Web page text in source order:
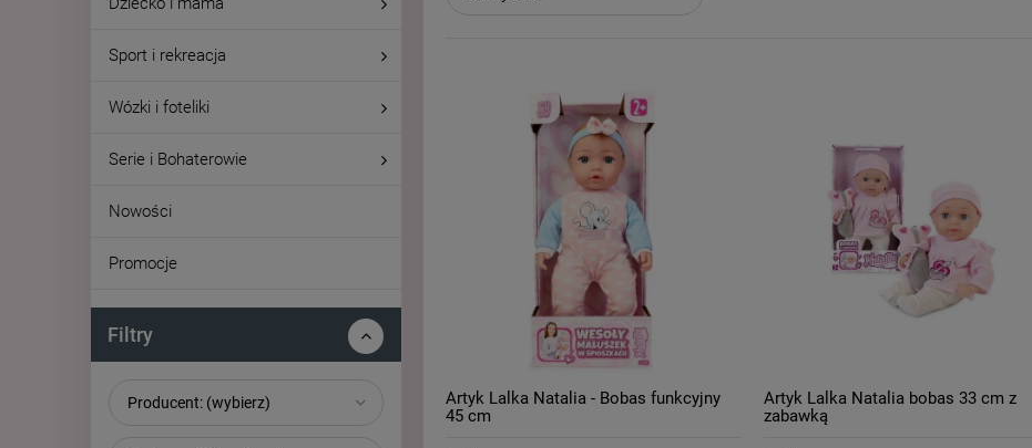
Sport i rekreacja
Wózki i foteliki
Serie i Bohaterowie
Nowości
Promocje
Filtry
Producent: (wybierz)
Artyk Lalka Natalia - Bobas funkcyjny
45 cm
Artyk Lalka Natalia bobas 33 cm z
zabawką